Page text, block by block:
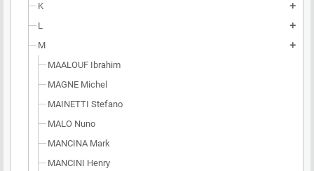
K add
L add
M add
MAALOUF Ibrahim
MAGNE Michel
MAINETTI Stefano
MALO Nuno
MANCINA Mark
MANCINI Henry